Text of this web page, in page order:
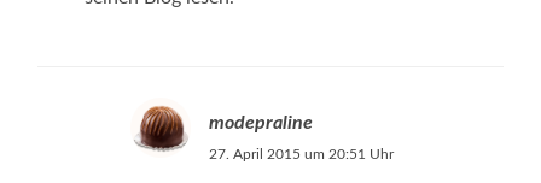
modepraline
27. April 2015 um 20:51 Uhr